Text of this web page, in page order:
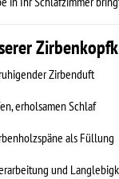
Zirbenduft
erholsamen Schlaf
als Füllung
und